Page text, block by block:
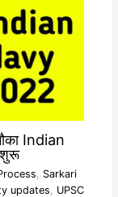
Indian
, Sarkari
updates, UPSC